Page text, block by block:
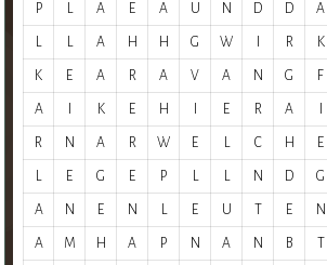
P L A E A U N D D A
L L A H H G W R K
K E A R A V A N G F
A K E H E R A
R N A R W E L C H E
L E G E P L L N D G
A N E N L E U E N
A M H A P N A N B